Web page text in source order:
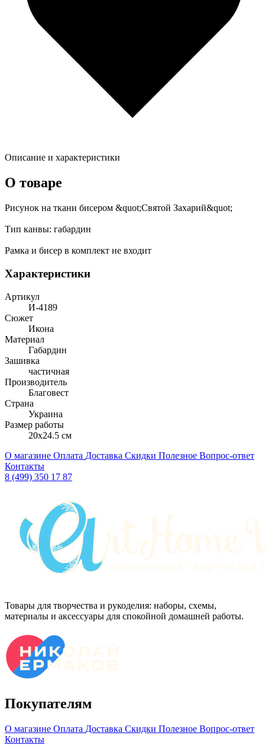
Описание и характеристики
О товаре
Рисунок на ткани бисером &quot;Святой Захарий&quot;
Тип канвы: габардин
Рамка и бисер в комплект не входит
Характеристики
Артикул
И-4189
Сюжет
Икона
Материал
Габардин
Зашивка
частичная
Производитель
Благовест
Страна
Украина
Размер работы
20x24.5 см
О магазине Оплата Доставка Скидки Полезное Вопрос-ответ
Контакты
8 (499) 350 17 87
Товары для творчества и рукоделия: наборы, схемы,
материалы и аксессуары для спокойной домашней работы.
Покупателям
О магазине Оплата Доставка Скидки Полезное Вопрос-ответ
Контакты